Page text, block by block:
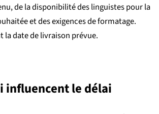
de la disponibilité des linguistes pour la
et des exigences de formatage.
la date de livraison prévue.
influencent le délai